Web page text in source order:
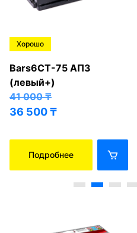
Хорошо
Bars6СТ-75 АПЗ
(левый+)
41 000₸
36 500₸
Подробнее